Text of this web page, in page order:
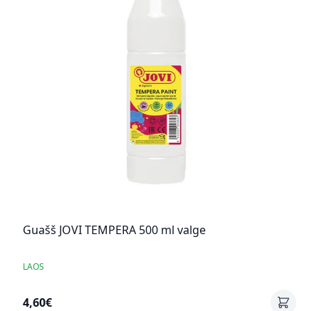
Guašš JOVI TEMPERA 500 ml valge
LAOS
4,60€